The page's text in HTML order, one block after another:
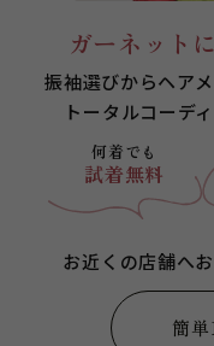
ガーネット
振袖選びからヘア
トータルコーデ
何着でも
試着無料
お近くの店舗へ
簡